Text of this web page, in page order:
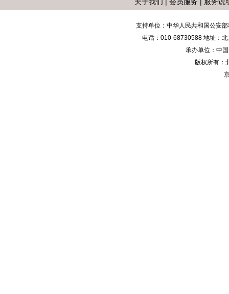
支持单位：中华人民共和国公安
电话：010-68730588 地址：
承办单位：中
版权所有：